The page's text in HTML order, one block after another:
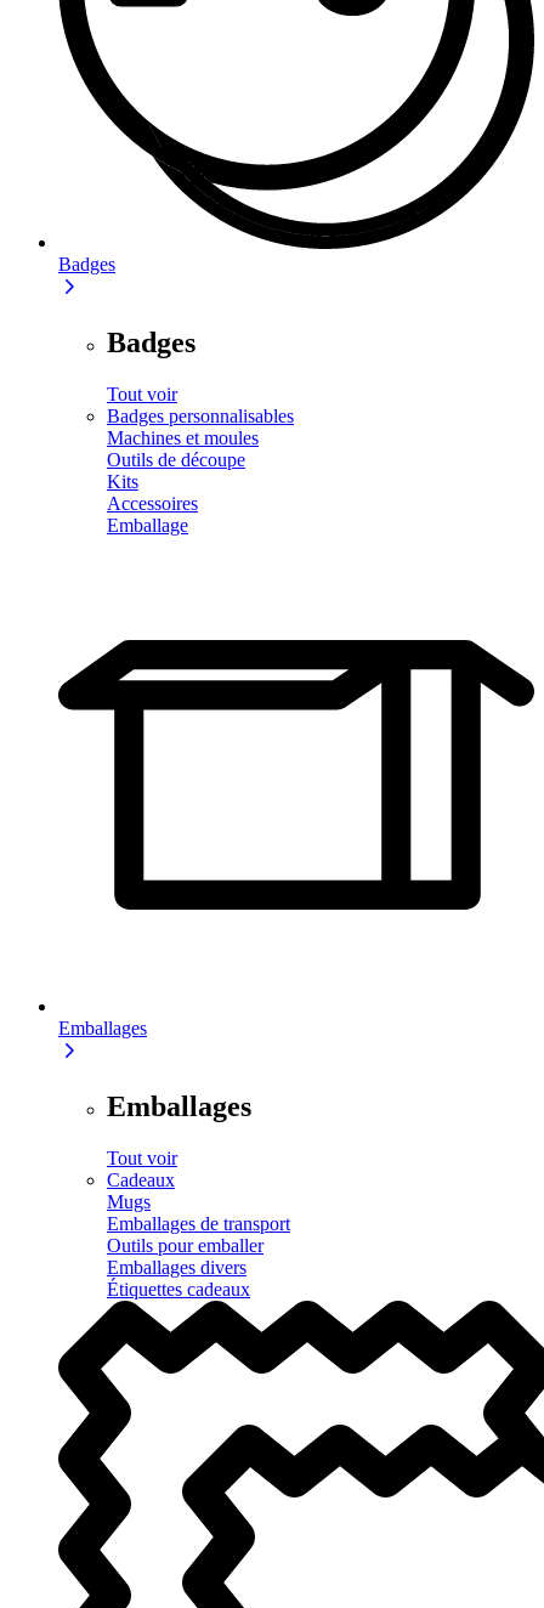
Badges
Badges
Tout voir
Badges personnalisables
Machines et moules
Outils de découpe
Kits
Accessoires
Emballage
Emballages
Emballages
Tout voir
Cadeaux
Mugs
Emballages de transport
Outils pour emballer
Emballages divers
Étiquettes cadeaux